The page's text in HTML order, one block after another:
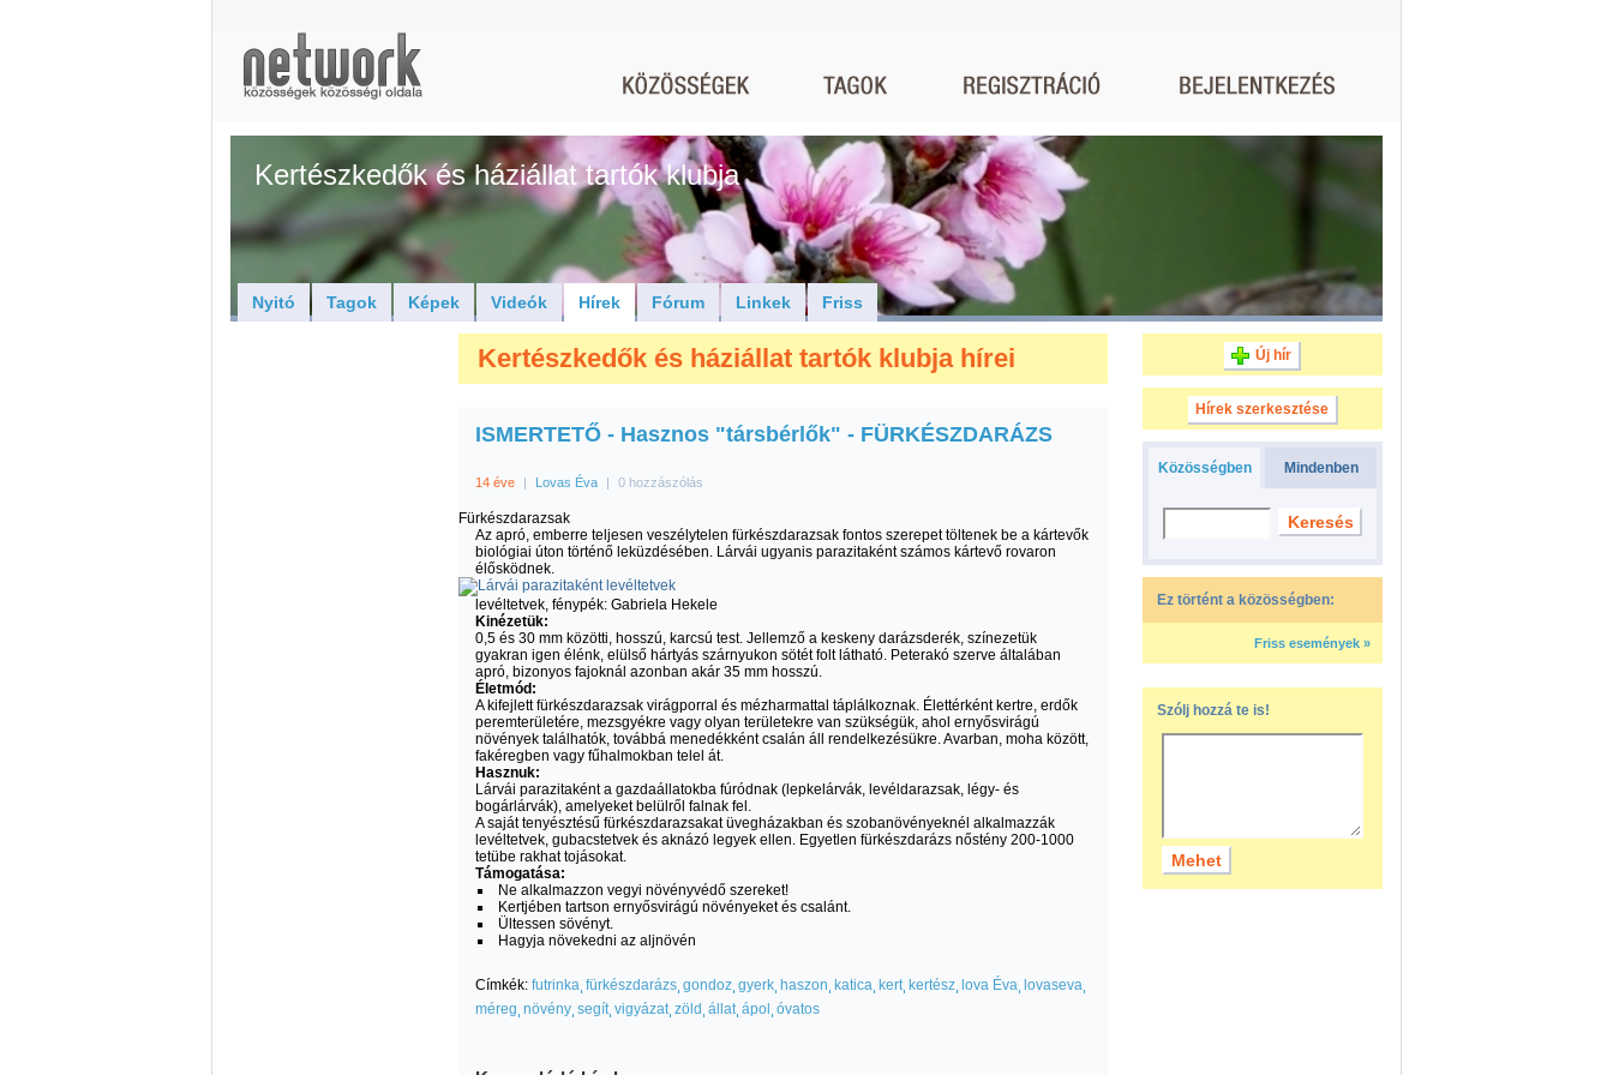
Kertészkedők és háziállat tartók klubja
Nyitó Tagok Képek Videók Hírek Fórum Linkek Friss
Kertészkedők és háziállat tartók klubja hírei
ISMERTETŐ - Hasznos "társbérlők" - FÜRKÉSZDARÁZS
14 éve | Lovas Éva | 0 hozzászólás
Fürkészdarazsak
Az apró, emberre teljesen veszélytelen fürkészdarazsak fontos szerepet töltenek be a kártevők
biológiai úton történő leküzdésében. Lárvái ugyanis parazitaként számos kártevő rovaron
élősködnek.
levéltetvek, fénypék: Gabriela Hekele
Kinézetük:
0,5 és 30 mm közötti, hosszú, karcsú test. Jellemző a keskeny darázsderék, színezetük
gyakran igen élénk, elülső hártyás szárnyukon sötét folt látható. Peterakó szerve általában
apró, bizonyos fajoknál azonban akár 35 mm hosszú.
Életmód:
A kifejlett fürkészdarazsak virágporral és mézharmattal táplálkoznak. Élettérként kertre, erdők
peremterületére, mezsgyékre vagy olyan területekre van szükségük, ahol ernyősvirágú
növények találhatók, továbbá menedékként csalán áll rendelkezésükre. Avarban, moha között,
fakéregben vagy fűhalmokban telel át.
Hasznuk:
Lárvái parazitaként a gazdaállatokba fúródnak (lepkelárvák, levéldarazsak, légy- és
bogárlárvák), amelyeket belülről falnak fel.
A saját tenyésztésű fürkészdarazsakat üvegházakban és szobanövényeknél alkalmazzák
levéltetvek, gubacstetvek és aknázó legyek ellen. Egyetlen fürkészdarázs nőstény 200-1000
tetübe rakhat tojásokat.
Támogatása:
Ne alkalmazzon vegyi növényvédő szereket!
Kertjében tartson ernyősvirágú növényeket és csalánt.
Ültessen sövényt.
Hagyja növekedni az aljnövén
Címkék: futrinka fürkészdarázs gondoz gyerk haszon katica kert kertész lova Éva lovaseva
méreg növény segít vigyázat zöld állat ápol óvatos
Új hír
Hírek szerkesztése
Közösségben Mindenben
Ez történt a közösségben:
Friss események »
Szólj hozzá te is!